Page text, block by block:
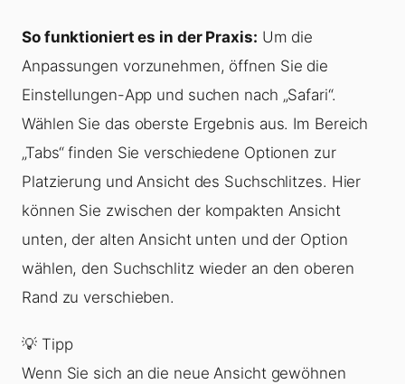
So funktioniert es in der Praxis: Um die
Anpassungen vorzunehmen, öffnen Sie die
Einstellungen-App und suchen nach „Safari“.
Wählen Sie das oberste Ergebnis aus. Im Bereich
„Tabs“ finden Sie verschiedene Optionen zur
Platzierung und Ansicht des Suchschlitzes. Hier
können Sie zwischen der kompakten Ansicht
unten, der alten Ansicht unten und der Option
wählen, den Suchschlitz wieder an den oberen
Rand zu verschieben.
💡 Tipp
Wenn Sie sich an die neue Ansicht gewöhnen